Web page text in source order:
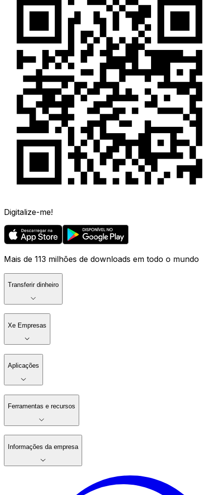
Digitalize-me!
Mais de 113 milhões de downloads em todo o mundo
Transferir dinheiro
Xe Empresas
Aplicações
Ferramentas e recursos
Informações da empresa